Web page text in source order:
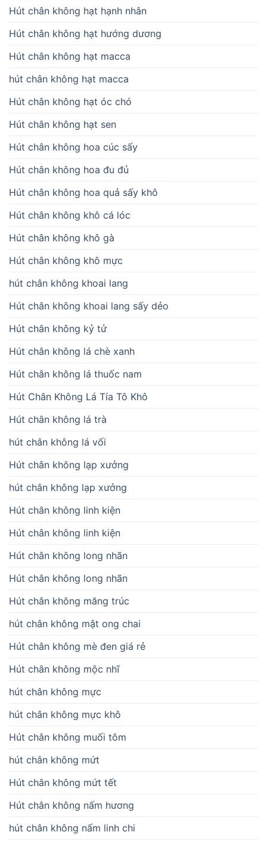
Hút chân không hạt hạnh nhân
Hút chân không hạt hướng dương
Hút chân không hạt macca
hút chân không hạt macca
Hút chân không hạt óc chó
Hút chân không hạt sen
Hút chân không hoa cúc sấy
Hút chân không hoa đu đủ
Hút chân không hoa quả sấy khô
Hút chân không khô cá lóc
Hút chân không khô gà
Hút chân không khô mực
hút chân không khoai lang
Hút chân không khoai lang sấy dẻo
Hút chân không kỷ tử
Hút chân không lá chè xanh
Hút chân không lá thuốc nam
Hút Chân Không Lá Tía Tô Khô
Hút chân không lá trà
hút chân không lá vối
Hút chân không lạp xưởng
hút chân không lạp xưởng
Hút chân không linh kiện
Hút chân không linh kiện
Hút chân không long nhãn
Hút chân không long nhãn
Hút chân không măng trúc
hút chân không mật ong chai
Hút chân không mè đen giá rẻ
Hút chân không mộc nhĩ
hút chân không mực
hút chân không mực khô
Hút chân không muối tôm
hút chân không mứt
Hút chân không mứt tết
Hút chân không nấm hương
hút chân không nấm linh chi